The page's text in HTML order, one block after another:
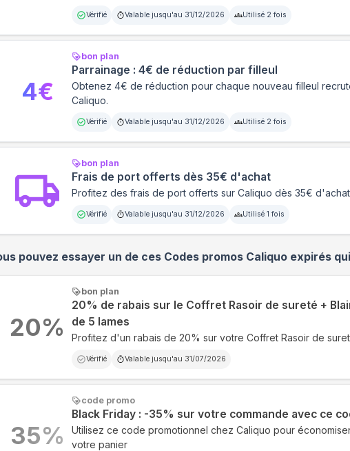
Vérifié Valable jusqu'au 31/12/2026 Utilisé 2 fois
bon plan
Parrainage : 4€ de réduction par filleul
Obtenez 4€ de réduction pour chaque nouveau filleul
Caliquo.
Vérifié Valable jusqu'au 31/12/2026 Utilisé 2 fois
4€
bon plan
Frais de port offerts dès 35€ d'achat
Profitez des frais de port offerts sur Caliquo dès 35€ d'achat
Vérifié Valable jusqu'au 31/12/2026 Utilisé 1 fois
pouvez essayer un de ces Codes promos Caliquoexpirés
bon plan
20% de rabais sur le Coffret Rasoir de sureté +
de 5 lames
Profitez d'un rabais de 20% sur votre Coffret Rasoir de
Vérifié Valable jusqu'au 31/07/2026
20%
code promo
Black Friday : -35% sur votre commande avec ce
Utilisez ce code promotionnel chez Caliquo pour
votre panier
35%